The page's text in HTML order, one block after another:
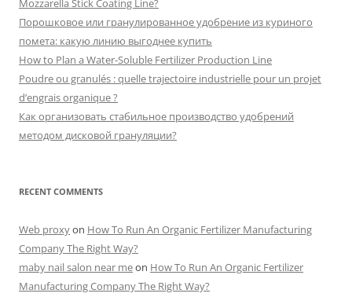
Mozzarella Stick Coating Line?
Порошковое или гранулированное удобрение из куриного
помета: какую линию выгоднее купить
How to Plan a Water-Soluble Fertilizer Production Line
Poudre ou granulés : quelle trajectoire industrielle pour un projet
d’engrais organique ?
Как организовать стабильное производство удобрений
методом дисковой грануляции?
RECENT COMMENTS
Web proxyon How To Run An Organic Fertilizer Manufacturing
Company The Right Way?
maby nail salon near meon How To Run An Organic Fertilizer
Manufacturing Company The Right Way?